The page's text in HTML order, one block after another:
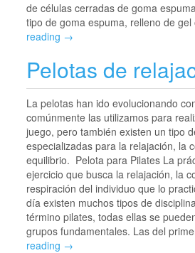
de células cerradas de goma
tipo de goma espuma, relleno de
reading →
Pelotas de
La pelotas han ido evolucionando
comúnmente las utilizamos para
juego, pero también existen un tipo
especializadas para la relajación, la
equilibrio. Pelota para Pilates La
ejercicio que busca la relajación, la
respiración del individuo que lo
día existen muchos tipos de
término pilates, todas ellas se
grupos fundamentales. Las del
reading →